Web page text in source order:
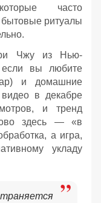
часто
ритуалы
Чжу из Нью-
вы любите
и домашние
в декабре
и тренд
здесь — «в
а игра,
укладу